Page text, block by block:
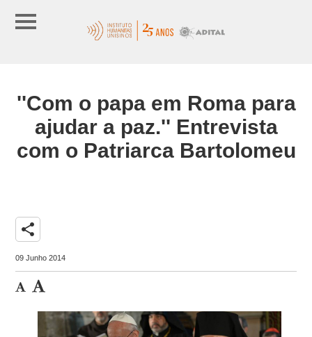
''Com o papa em Roma para
ajudar a paz.'' Entrevista
com o Patriarca Bartolomeu
share
09 Junho 2014